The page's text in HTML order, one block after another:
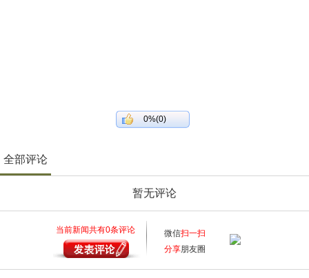
0%(0)
全部评论
暂无评论
当前新闻共有0条评论 微信扫一扫
分享朋友圈